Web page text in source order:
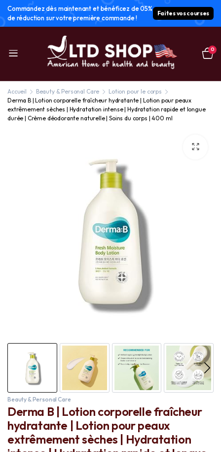
Commandez dès maintenant et bénéficez de 05%
de réduction sur votre première commande !
Faites vos courses
0
Accueil Beauty & Personal Care
Lotion pour le corps
Derma B | Lotion corporelle fraîcheur hydratante | Lotion pour peaux
extrêmement sèches | Hydratation intense | Hydratation rapide et longue
durée | Crème déodorante naturelle | Soins du corps | 400 ml
Beauty & Personal Care
Derma B | Lotion corporelle fraîcheur
hydratante | Lotion pour peaux
extrêmement sèches | Hydratation